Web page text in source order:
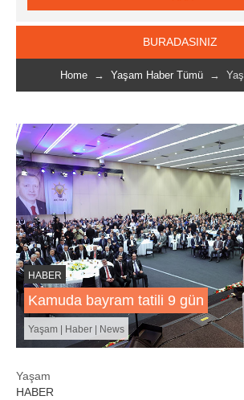
BURADASINIZ
Home→ Yaşam Haber Tümü→
HABER
Kamuda bayram tatili 9 gün
Yaşam | Haber | News
Yaşam
HABER